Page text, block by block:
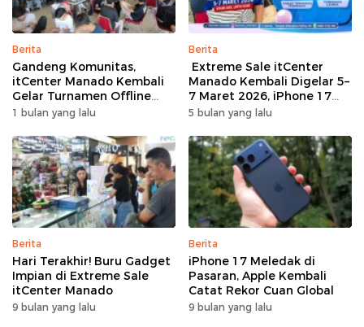
Berita
Gandeng Komunitas,
itCenter Manado Kembali
Gelar Turnamen Offline
Free Fire, 60 Tim Siap
1 bulan yang lalu
Berita
Extreme Sale itCenter
Manado Kembali Digelar 5–
7 Maret 2026, iPhone 17
Pro Max Diskon hingga
5 bulan yang lalu
Berita
Hari Terakhir! Buru Gadget
Impian di Extreme Sale
itCenter Manado
9 bulan yang lalu
Berita
iPhone 17 Meledak di
Pasaran, Apple Kembali
Catat Rekor Cuan Global
9 bulan yang lalu